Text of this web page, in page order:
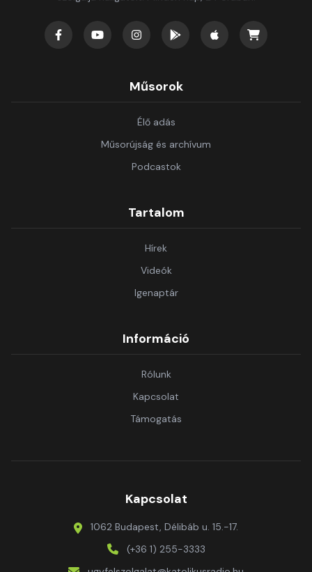
Műsorok
Élő adás
Műsorújság és archívum
Podcastok
Tartalom
Hírek
Videók
Igenaptár
Információ
Rólunk
Kapcsolat
Támogatás
Kapcsolat
1062 Budapest, Délibáb u. 15.-17.
(+36 1) 255-3333